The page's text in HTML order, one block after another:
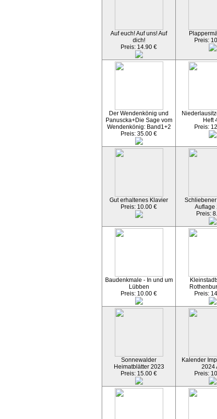
Auf euch! Auf uns! Auf
dich!
Preis: 14.90 €
Preis:
Der Wendenkönig und
Panuscka+Die Sage vom
Wendenkönig: Band1+2
Preis: 35.00 €
Heft
Preis:
Gut erhaltenes Klavier
Preis: 10.00 €
Auflage
Preis:
Baudenkmale - In und um
Lübben
Preis: 10.00 €
Preis:
Sonnewalder
Heimatblätter 2023
Preis: 15.00 €
Kalender
2024
Preis: